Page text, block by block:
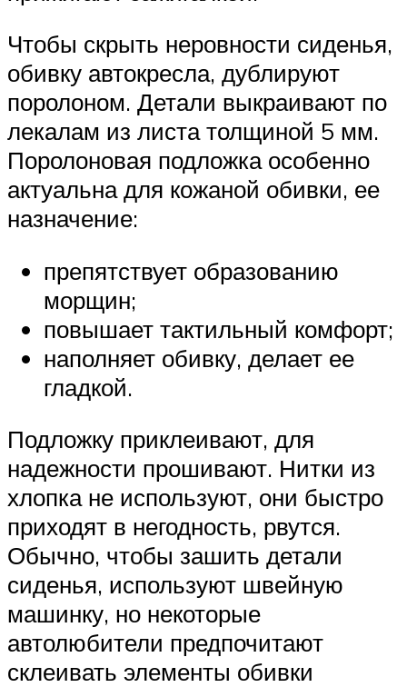
Чтобы скрыть неровности сиденья,
обивку автокресла, дублируют
поролоном. Детали выкраивают по
лекалам из листа толщиной 5 мм.
Поролоновая подложка особенно
актуальна для кожаной обивки, ее
назначение:
препятствует образованию
морщин;
повышает тактильный комфорт;
наполняет обивку, делает ее
гладкой.
Подложку приклеивают, для
надежности прошивают. Нитки из
хлопка не используют, они быстро
приходят в негодность, рвутся.
Обычно, чтобы зашить детали
сиденья, используют швейную
машинку, но некоторые
автолюбители предпочитают
склеивать элементы обивки